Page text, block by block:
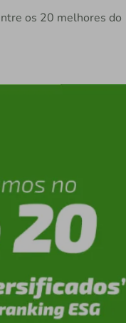
os 20 melhores do